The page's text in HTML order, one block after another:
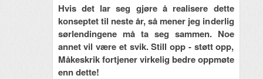
Hvis det lar seg gjøre å realisere dette
konseptet til neste år, så mener jeg inderlig
sørlendingene må ta seg sammen. Noe
annet vil være et svik. Still opp - støtt opp,
Måkeskrik fortjener virkelig bedre oppmøte
enn dette!